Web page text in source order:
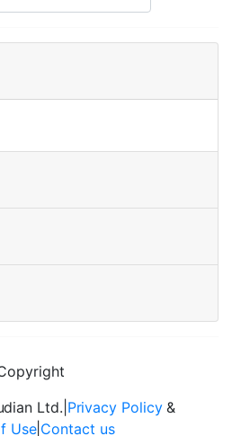
Ltd.| Privacy Policy&
Use| Contact us